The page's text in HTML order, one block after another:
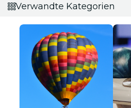
Verwandte Kategorien